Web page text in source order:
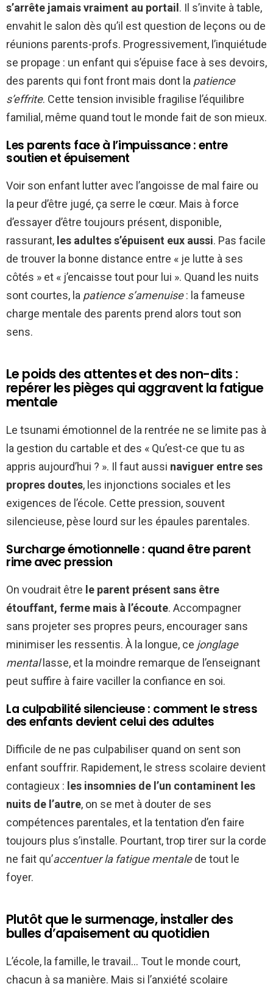
s’arrête jamais vraiment au portail . Il s’invite à table,
envahit le salon dès qu’il est question de leçons ou de
réunions parents-profs. Progressivement, l’inquiétude
se propage : un enfant qui s’épuise face à ses devoirs,
des parents qui font front mais dont la patience
s’effrite. Cette tension invisible fragilise l’équilibre
familial, même quand tout le monde fait de son mieux.
Les parents face à l’impuissance : entre
soutien et épuisement
Voir son enfant lutter avec l’angoisse de mal faire ou
la peur d’être jugé, ça serre le cœur. Mais à force
d’essayer d’être toujours présent, disponible,
rassurant, les adultes s’épuisent eux aussi. Pas facile
de trouver la bonne distance entre « je lutte à ses
côtés » et « j’encaisse tout pour lui ». Quand les nuits
sont courtes, la patience s’amenuise: la fameuse
charge mentale des parents prend alors tout son
sens.
Le poids des attentes et des non-dits :
repérer les pièges qui aggravent la fatigue
mentale
Le tsunami émotionnel de la rentrée ne se limite pas à
la gestion du cartable et des « Qu’est-ce que tu as
appris aujourd’hui ? ». Il faut aussi naviguer entre ses
propres doutes, les injonctions sociales et les
exigences de l’école. Cette pression, souvent
silencieuse, pèse lourd sur les épaules parentales.
Surcharge émotionnelle : quand être parent
rime avec pression
On voudrait être le parent présent sans être
étouffant, ferme mais à l’écoute. Accompagner
sans projeter ses propres peurs, encourager sans
minimiser les ressentis. À la longue, ce jonglage
mentallasse, et la moindre remarque de l’enseignant
peut suffire à faire vaciller la confiance en soi.
La culpabilité silencieuse : comment le stress
des enfants devient celui des adultes
Difficile de ne pas culpabiliser quand on sent son
enfant souffrir. Rapidement, le stress scolaire devient
contagieux : les insomnies de l’un contaminent les
nuits de l’autre, on se met à douter de ses
compétences parentales, et la tentation d’en faire
toujours plus s’installe. Pourtant, trop tirer sur la corde
ne fait qu’accentuer la fatigue mentalede tout le
foyer.
Plutôt que le surmenage, installer des
bulles d’apaisement au quotidien
L’école, la famille, le travail… Tout le monde court,
chacun à sa manière. Mais si l’anxiété scolaire